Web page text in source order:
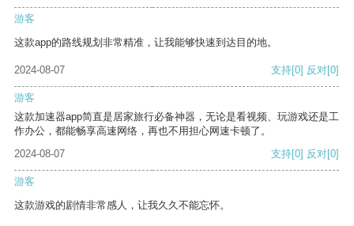
游客
这款app的路线规划非常精准，让我能够快速到达目的地。
2024-08-07 支持[0] 反对[0]
游客
这款加速器app简直是居家旅行必备神器，无论是看视频、玩游戏还是工
作办公，都能畅享高速网络，再也不用担心网速卡顿了。
2024-08-07
支持[0] 反对[0]
游客
这款游戏的剧情非常感人，让我久久不能忘怀。